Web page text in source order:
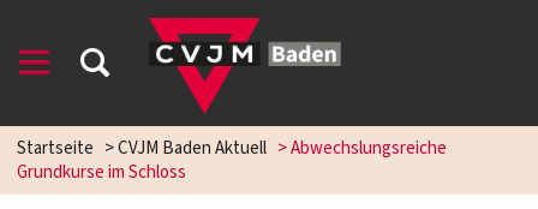
Startseite >CVJM Baden Aktuell >Abwechslungsreiche
Grundkurse im Schloss